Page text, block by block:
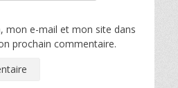
mon e-mail et mon site dans
prochain commentaire.